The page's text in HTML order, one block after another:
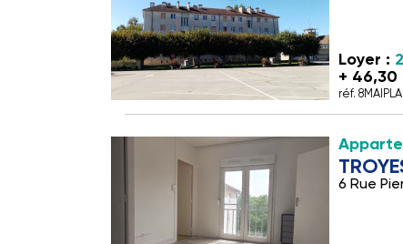
Loyer :
+ 46,30
réf.
6 Rue